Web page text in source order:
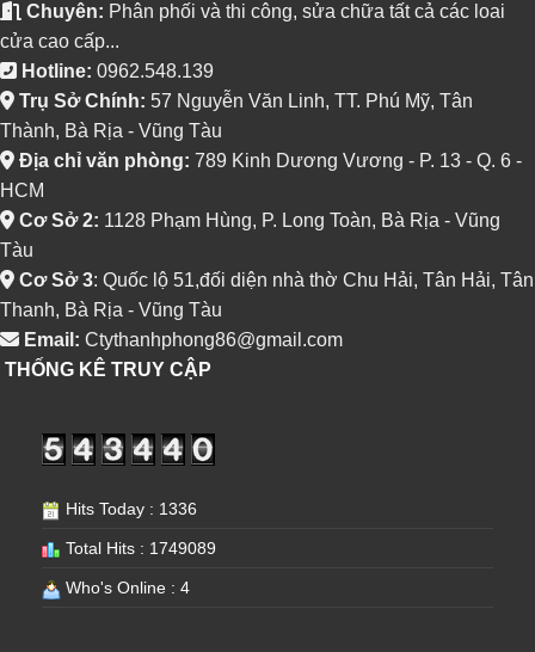
Chuyên: Phân phối và thi công, sửa chữa tất cả các loai
cửa cao cấp...
Hotline: 0962.548.139
Trụ Sở Chính: 57 Nguyễn Văn Linh, TT. Phú Mỹ, Tân
Thành, Bà Rịa - Vũng Tàu
Địa chỉ văn phòng: 789 Kinh Dương Vương - P. 13 - Q. 6 -
HCM
Cơ Sở 2: 1128 Phạm Hùng, P. Long Toàn, Bà Rịa - Vũng
Tàu
Cơ Sở 3: Quốc lộ 51,đối diện nhà thờ Chu Hải, Tân Hải, Tân
Thanh, Bà Rịa - Vũng Tàu
Email: Ctythanhphong86@gmail.com
THỐNG KÊ TRUY CẬP
Hits Today : 1336
Total Hits : 1749089
Who's Online : 4